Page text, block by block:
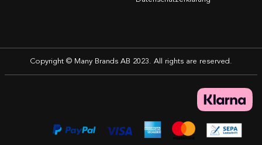
Copyright © Many Brands AB 2023. All rights are reserved.